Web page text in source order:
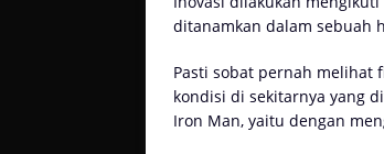
ditanamkan dalam sebuah
Pasti sobat pernah melihat
kondisi di sekitarnya yang
Iron Man, yaitu dengan